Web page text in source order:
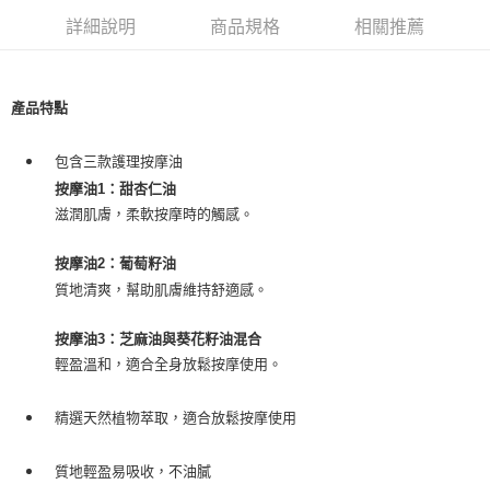
ATM付款
每筆NT$80，滿NT$999(含以上)免運費
全家純取貨 (先付款
每筆NT$80，滿NT$999(含以上)免運費
7-11取貨付款
每筆NT$80，滿NT$999(含以上)免運費
7-11純取貨 (先付款
每筆NT$80，滿NT$999(含以上)免運費
離島宅配（澎湖、金門、馬祖、小琉球）
詳細說明 商品規格 相關推薦
產品特點
包含三款護理按摩油
按摩油1：甜杏仁油
滋潤肌膚，柔軟按摩時的觸感。
按摩油2：葡萄籽油
質地清爽，幫助肌膚維持舒適感。
按摩油3：芝麻油與葵花籽油混合
輕盈溫和，適合全身放鬆按摩使用。
精選天然植物萃取，適合放鬆按摩使用
質地輕盈易吸收，不油膩